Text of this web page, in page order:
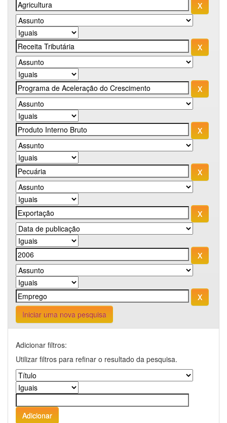
Iniciar uma nova pesquisa
Adicionar filtros:
Utilizar filtros para refinar o resultado da pesquisa.